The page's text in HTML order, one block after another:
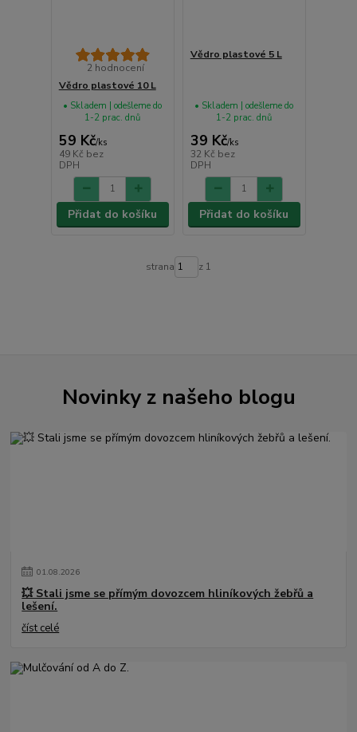
2 hodnocení
Vědro plastové 10 L
59 Kč/ks
49 Kč bez
DPH
• Skladem | odešleme do
1-2 prac. dnů
Přidat do košíku
Vědro plastové 5 L
39 Kč/ks
32 Kč bez
DPH
• Skladem | odešleme do
1-2 prac. dnů
Přidat do košíku
strana z 1
Novinky z našeho blogu
01.08.2026
💥 Stali jsme se přímým dovozcem hliníkových žebřů a
lešení.
číst celé